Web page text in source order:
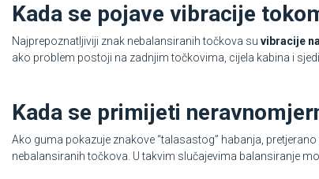
Kada se pojave vibracije
Najprepoznatljiviji znak nebalansiranih točkova su vibracije
ako problem postoji na zadnjim točkovima, cijela kabina i
Kada se primijeti
Ako guma pokazuje znakove “talasastog” habanja,
nebalansiranih točkova. U takvim slučajevima balansiranje